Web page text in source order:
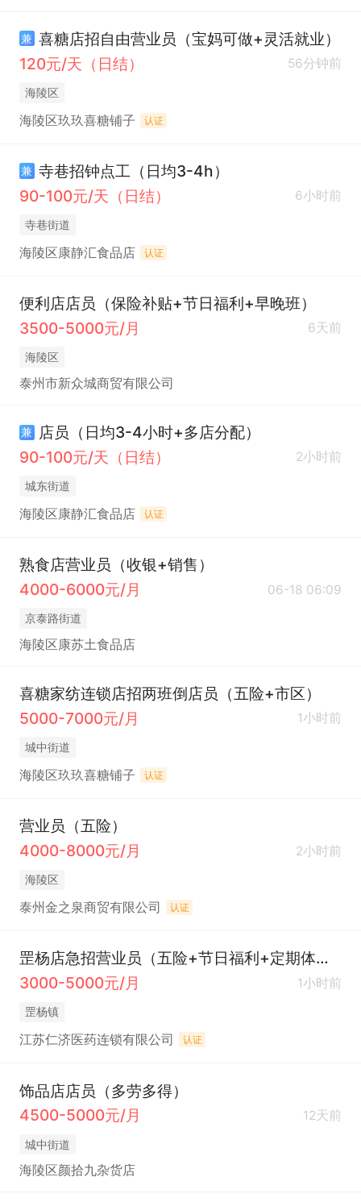
兼 喜糖店招自由营业员（宝妈可做+灵活就业）
120元/天（日结）
56分钟前
海陵区
海陵区玖玖喜糖铺子 认证
兼 寺巷招钟点工（日均3-4h）
90-100元/天（日结）
6小时前
寺巷街道
海陵区康静汇食品店 认证
便利店店员（保险补贴+节日福利+早晚班）
3500-5000元/月
6天前
海陵区
泰州市新众城商贸有限公司
兼 店员（日均3-4小时+多店分配）
90-100元/天（日结）
2小时前
城东街道
海陵区康静汇食品店 认证
熟食店营业员（收银+销售）
4000-6000元/月
06-18 06:09
京泰路街道
海陵区康苏土食品店
喜糖家纺连锁店招两班倒店员（五险+市区）
5000-7000元/月
1小时前
城中街道
海陵区玖玖喜糖铺子 认证
营业员（五险）
4000-8000元/月
2小时前
海陵区
泰州金之泉商贸有限公司 认证
罡杨店急招营业员（五险+节日福利+定期体检）
3000-5000元/月
1小时前
罡杨镇
江苏仁济医药连锁有限公司 认证
饰品店店员（多劳多得）
4500-5000元/月
12天前
城中街道
海陵区颜拾九杂货店